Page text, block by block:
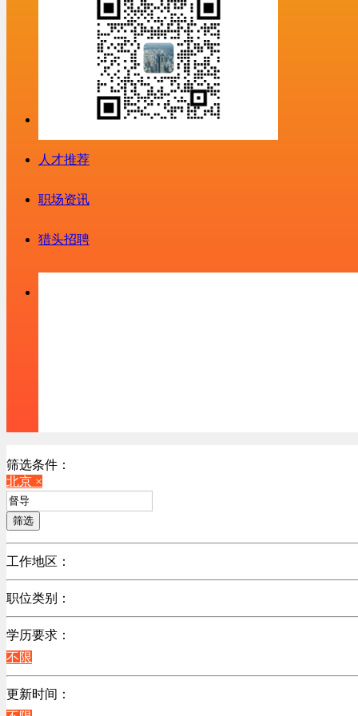
人才推荐
职场资讯
猎头招聘
筛选条件：
北京 ×
筛选
工作地区：
不限
北京
广东
江苏
陕西
浙江
职位类别：
不限
学历要求：
不限
更新时间：